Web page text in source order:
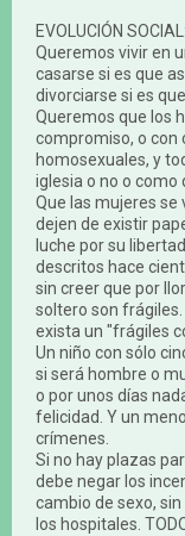
EVOLUCIÓN SOCIAL:
Queremos vivir en
casarse si es que
divorciarse si es
Queremos que los
compromiso, o con
homosexuales, y
iglesia o no o como
Que las mujeres se
dejen de existir
luche por su
descritos hace
sin creer que por
soltero son
exista un "frágiles
Un niño con sólo
si será hombre o
o por unos días
felicidad. Y un
crímenes.
Si no hay plazas
debe negar los
cambio de sexo,
los hospitales.